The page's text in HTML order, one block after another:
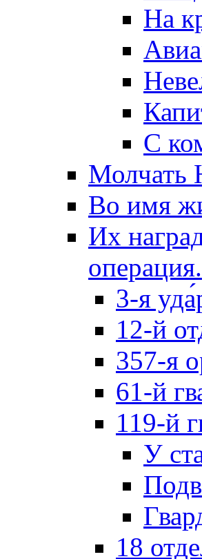
На
С
Молчать
Во имя
Их
операция.
3-я
12-й
357-я
61-й
119-й
У
18